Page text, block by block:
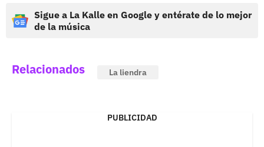
Sigue a La Kalle en Google y entérate de lo mejor
de la música
Relacionados La liendra
PUBLICIDAD